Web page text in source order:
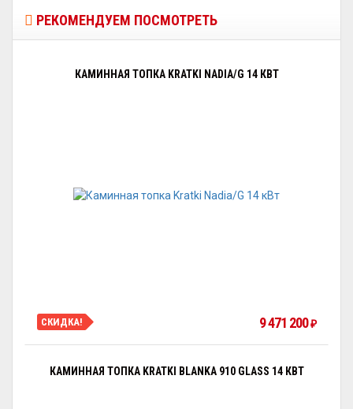
РЕКОМЕНДУЕМ ПОСМОТРЕТЬ
КАМИННАЯ ТОПКА KRATKI NADIA/G 14 КВТ
СКИДКА! 9 471 200₽
КАМИННАЯ ТОПКА KRATKI BLANKA 910 GLASS 14 КВТ